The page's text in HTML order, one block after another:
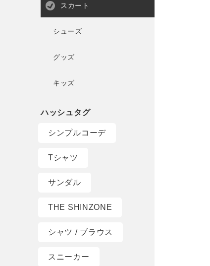
スカート
シューズ
グッズ
キッズ
シンプルコーデ
Tシャツ
サンダル
THE SHINZONE
シャツ / ブラウス
スニーカー